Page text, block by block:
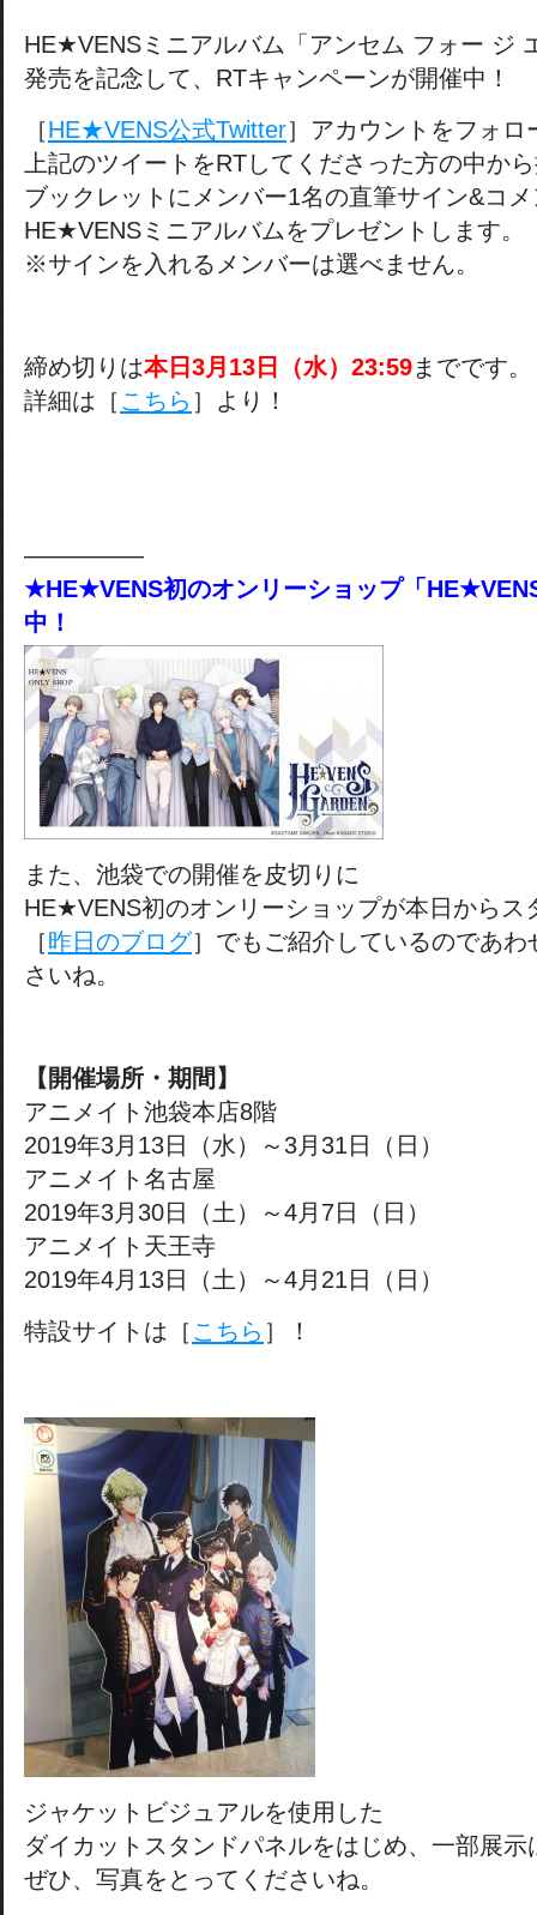
HE★VENSミニアルバム「アンセム フォー ジ
発売を記念して、RTキャンペーンが開催中！
［HE★VENS公式Twitter］アカウントをフォロ
上記のツイートをRTしてくださった方の中か
ブックレットにメンバー1名の直筆サイン&コ
HE★VENSミニアルバムをプレゼントします。
※サインを入れるメンバーは選べません。
締め切りは本日3月13日（水）23:59までです。
詳細は［ こちら ］より！
―――――
★HE★VENS初のオンリーショップ「
中！
また、池袋での開催を皮切りに
HE★VENS初のオンリーショップが本日からス
［昨日のブログ］でもご紹介しているのであ
さいね。
【開催場所・期間】
アニメイト池袋本店8階
2019年3月13日（水）～3月31日（日）
アニメイト名古屋
2019年3月30日（土）～4月7日（日）
アニメイト天王寺
2019年4月13日（土）～4月21日（日）
特設サイトは［ こちら ］！
ジャケットビジュアルを使用した
ダイカットスタンドパネルをはじめ、一部展示
ぜひ、写真をとってくださいね。